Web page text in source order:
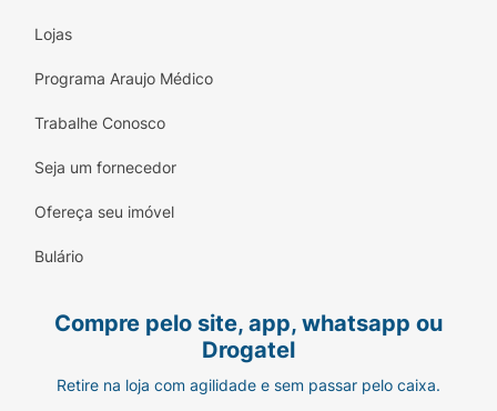
Lojas
Programa Araujo Médico
Trabalhe Conosco
Seja um fornecedor
Ofereça seu imóvel
Bulário
Compre pelo site, app, whatsapp ou
Drogatel
Retire na loja com agilidade e sem passar pelo caixa.